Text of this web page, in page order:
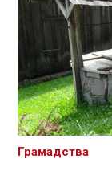
Грамадства